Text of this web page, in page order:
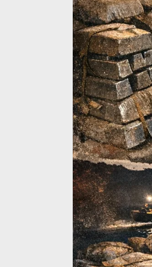
Ini Dia Hubungan Partai
dengan Gerindra
| Februari 19, 2018